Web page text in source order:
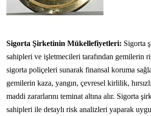
Sigorta Şirketinin Mükellefiyetleri: Sigorta
sahipleri ve işletmecileri tarafından gemilerin
sigorta poliçeleri sunarak finansal koruma
gemilerin kaza, yangın, çevresel kirlilik,
maddi zararlarını teminat altına alır. Sigorta
sahipleri ile detaylı risk analizleri yaparak